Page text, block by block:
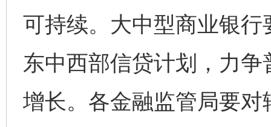
可持续。大中型商业银
东中西部信贷计划，力
增长。各金融监管局要